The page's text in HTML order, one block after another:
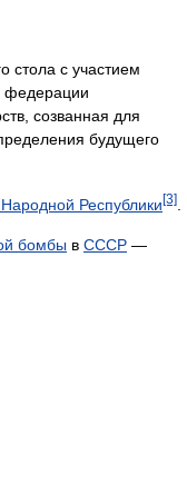
стола с участием
федерации
созванная для
будущего
Республики [3]
бомбы в СССР —